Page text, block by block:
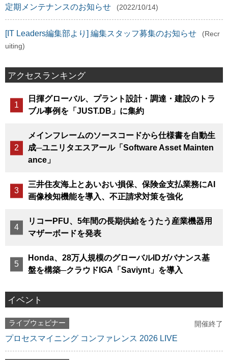
定期メンテナンスのお知らせ (2022/10/14)
[IT Leaders編集部より] 編集スタッフ募集のお知らせ
(Recr
uiting)
アクセスランキング
日揮グローバル、プラント設計・調達・建設のトラ
ブル事例を「JUST.DB」に集約
メインフレームのソースコードから仕様書を自動生
成─ユニリタエスアール「Software Asset Mainten
ance」
三井住友海上とあいおい損保、保険金支払業務にAI
画像検知機能を導入、不正請求対策を強化
リコーPFU、5年間の長期供給をうたう産業機器用
マザーボードを発表
Honda、28万人規模のグローバルIDガバナンス基
盤を構築─クラウドIGA「Saviynt」を導入
イベント
ライブウェビナー 開催終了
プロセスマイニング コンファレンス 2026 LIVE